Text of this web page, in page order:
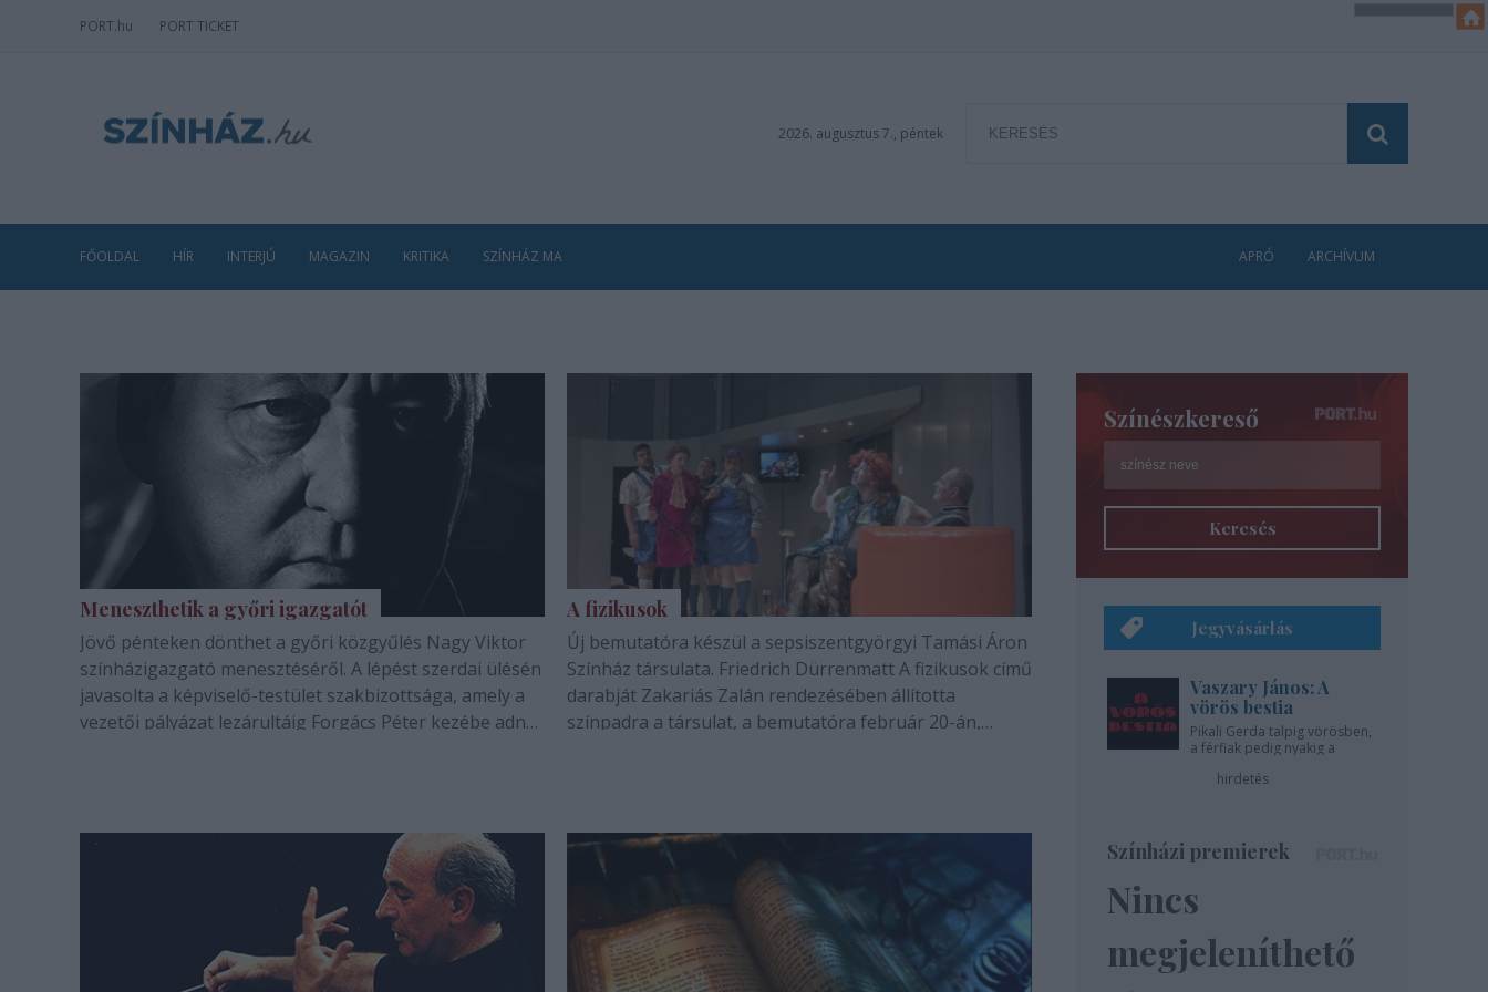
PORT.hu PORT TICKET
2026. augusztus 7., péntek
FŐOLDAL HÍR INTERJÚ MAGAZIN KRITIKA SZÍNHÁZ MA APRÓ ARCHÍVUM
Meneszthetik a győri igazgatót
Jövő pénteken dönthet a győri közgyűlés Nagy Viktor
színházigazgató menesztéséről. A lépést szerdai ülésén
javasolta a képviselő-testület szakbizottsága, amely a
vezetői pályázat lezárultáig Forgács Péter kezébe adná
A fizikusok
Új bemutatóra készül a sepsiszentgyörgyi Tamási Áron
Színház társulata. Friedrich Dürrenmatt A fizikusok című
darabját Zakariás Zalán rendezésében állította
színpadra a társulat, a bemutatóra február 20-án,
Színészkereső
Keresés
Jegyvásárlás
Vaszary János: A
vörös bestia
Pikali Gerda talpig vörösben,
a férfiak pedig nyakig a
hirdetés
Színházi premierek
Nincs
megjeleníthető